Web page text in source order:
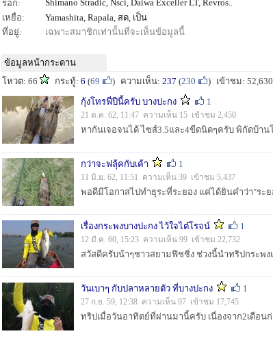
รอก:
Shimano Stradic, Nsci, Daiwa Exceller LT, Revros..
เหยื่อ:
Yamashita, Rapala, สด, เป็น
ที่อยู่:
เฉพาะสมาชิกเท่านั้นที่จะเห็นข้อมูลนี้
ข้อมูลหน้ากระดาน
โหวต: 66
กระทู้: 6 (69 ) ความเห็น: 237 (230 ) เข้าชม: 52,630
กุ้งโทรฟี่ปีนี้ครับ บางปะกง
1
21 ต.ค. 62, 11:47 ความเห็น 15 เข้าชม 2,450
กว่าจะฟลุ้คกับเค้า 1
11 มิ.ย. 62, 11:51 ความเห็น 39 เข้าชม 5,437
เรื่องกระพงบางปะกง ไว้ใจไต๋โรจน์ 1
12 มี.ค. 60, 15:23 ความเห็น 99 เข้าชม 22,732
วันเบาๆ กับปลาหลายตัว ที่บางปะกง 1
27 ก.ย. 59, 12:38 ความเห็น 97 เข้าชม 17,745